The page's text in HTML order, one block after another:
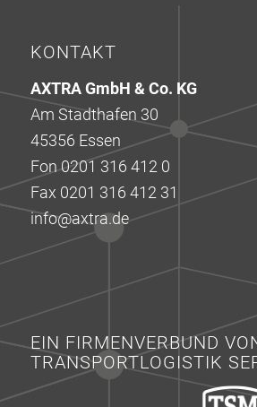
KONTAKT
AXTRA GmbH & Co. KG
Am Stadthafen 30
45356 Essen
Fon 0201 316 412 0
Fax 0201 316 412 31
info@axtra.de
EIN FIRMENVERBUND
TRANSPORTLOGISTIK